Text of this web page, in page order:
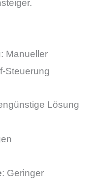
: Manueller
Steuerung
Lösung
: Geringer